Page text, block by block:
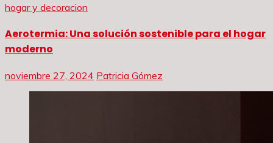
hogar y decoracion
Aerotermia: Una solución sostenible para el hogar
moderno
noviembre 27, 2024 Patricia Gómez